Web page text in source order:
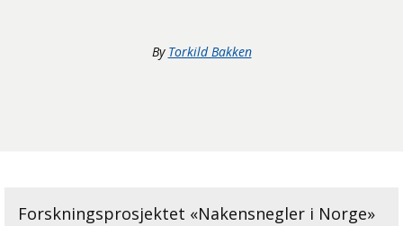
By Torkild Bakken
Forskningsprosjektet «Nakensnegler i Norge»